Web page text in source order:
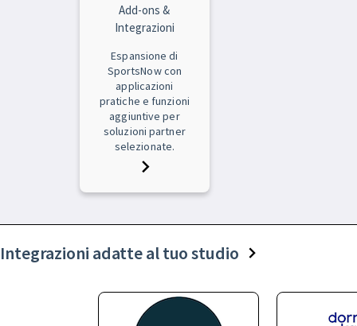
Add-ons &
Integrazioni
Espansione di
SportsNow con
applicazioni
pratiche e funzioni
aggiuntive per
soluzioni partner
selezionate.
Integrazioni adatte al tuo studio